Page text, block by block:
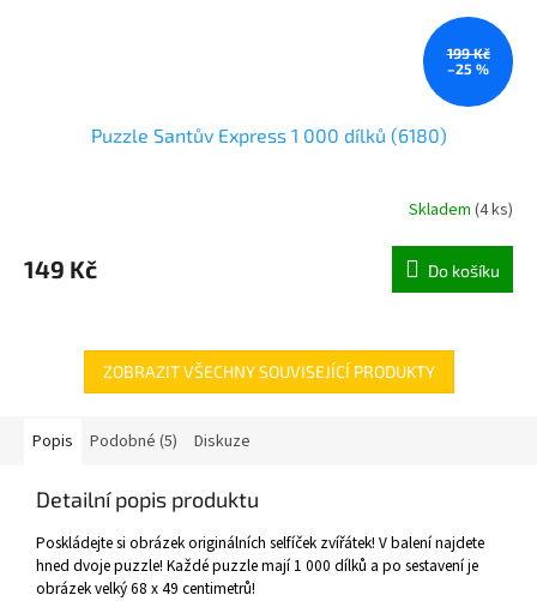
199 Kč
–25 %
Puzzle Santův Express 1 000 dílků (6180)
Skladem (4 ks)
149 Kč Do košíku
ZOBRAZIT VŠECHNY SOUVISEJÍCÍ PRODUKTY
Popis Podobné (5) Diskuze
Detailní popis produktu
Poskládejte si obrázek originálních selfíček zvířátek! V balení najdete
hned dvoje puzzle! Každé puzzle mají 1 000 dílků a po sestavení je
obrázek velký 68 x 49 centimetrů!